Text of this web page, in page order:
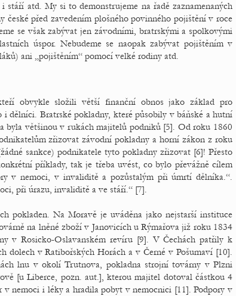
stáří atd. My si to demonstrujeme na řadě zaznamenaných
před zavedením plošného povinného pojištění v roce
se však zabývat jen závodními, bratrskými a spolkovými
úspor. Nebudeme se naopak zabývat pojištěním v
ani „pojištěním“ pomocí velké rodiny atd.
obvykle složili větší finanční obnos jako základ pro
dělníci. Bratrské pokladny, které působily v báňské a hutní
byla většinou v rukách majitelů podniků [5]. Od roku 1860
zřizovat závodní pokladny a horní zákon z roku
sankce) podnikatele tyto pokladny zřizovat [6]! Přesto
příklady, tak je třeba uvést, co bylo převážně cílem
v nemoci, v invaliditě a pozůstalým při úmrtí dělníka.“.
při úrazu, invaliditě a ve stáří.“ [7].
pokladen. Na Moravě je uváděna jako nejstarší instituce
na lněné zboží v Janovicích u Rýmařova již roku 1834
v Rosicko-Oslavanském revíru [9]. V Čechách patřily k
dolech v Ratibořských Horách a v Černé v Pošumaví [10].
lnu v okolí Trutnova, pokladna strojní továrny v Plzni
[u Liberce, pozn. aut.], kterou majitel dotoval částkou 4
nemoci i léky a hradila pobyt v nemocnici [11]. Podpory v